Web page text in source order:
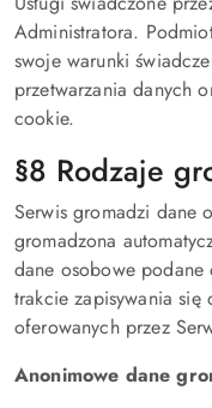
Administratora.
swoje warunki
przetwarzania danych
cookie.
§8 Rodzaje
Serwis gromadzi dane
gromadzona
dane osobowe
trakcie zapisywania się
oferowanych przez
Anonimowe dane